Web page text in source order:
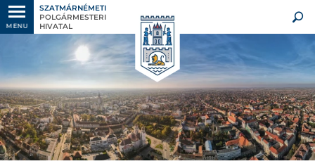
MENU
SZATMÁRNÉMETI
POLGÁRMESTERI
HIVATAL